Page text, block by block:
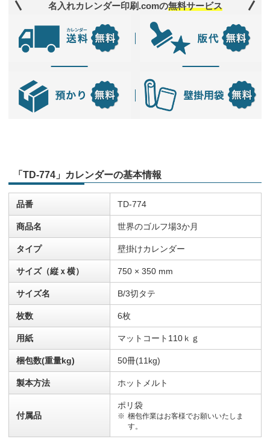
名入れカレンダー印刷.comの無料サービス
「TD-774」カレンダーの基本情報
品番 TD-774
商品名 世界のゴルフ場3か月
タイプ 壁掛けカレンダー
サイズ（縦ｘ横） 750 × 350 mm
サイズ名 B/3切タテ
枚数 6枚
用紙 マットコート110ｋｇ
梱包数(重量kg) 50冊(11kg)
製本方法 ホットメルト
付属品
ポリ袋
梱包作業はお客様でお願いいたしま
す。